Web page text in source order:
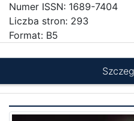
Numer ISSN: 1689-7404
Liczba stron: 293
Format: B5